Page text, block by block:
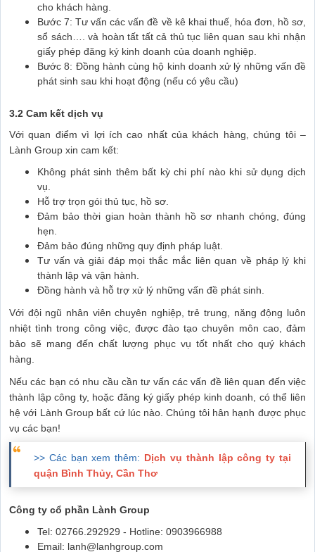
cho khách hàng.
Bước 7: Tư vấn các vấn đề về kê khai thuế, hóa đơn, hồ sơ,
sổ sách…. và hoàn tất tất cả thủ tục liên quan sau khi nhận
giấy phép đăng ký kinh doanh của doanh nghiệp.
Bước 8: Đồng hành cùng hộ kinh doanh xử lý những vấn đề
phát sinh sau khi hoạt động (nếu có yêu cầu)
3.2 Cam kết dịch vụ
Với quan điểm vì lợi ích cao nhất của khách hàng, chúng tôi –
Lành Group xin cam kết:
Không phát sinh thêm bất kỳ chi phí nào khi sử dụng dịch
vụ.
Hỗ trợ trọn gói thủ tục, hồ sơ.
Đảm bảo thời gian hoàn thành hồ sơ nhanh chóng, đúng
hẹn.
Đảm bảo đúng những quy định pháp luật.
Tư vấn và giải đáp mọi thắc mắc liên quan về pháp lý khi
thành lập và vận hành.
Đồng hành và hỗ trợ xử lý những vấn đề phát sinh.
Với đội ngũ nhân viên chuyên nghiệp, trẻ trung, năng động luôn
nhiệt tình trong công việc, được đào tạo chuyên môn cao, đảm
bảo sẽ mang đến chất lượng phục vụ tốt nhất cho quý khách
hàng.
Nếu các bạn có nhu cầu cần tư vấn các vấn đề liên quan đến việc
thành lập công ty, hoặc đăng ký giấy phép kinh doanh, có thể liên
hệ với Lành Group bất cứ lúc nào. Chúng tôi hân hạnh được phục
vụ các bạn!
>> Các bạn xem thêm: Dịch vụ thành lập công ty tại
quận Bình Thủy, Cần Thơ
Công ty cổ phần Lành Group
Tel: 02766.292929 - Hotline: 0903966988
Email: lanh@lanhgroup.com